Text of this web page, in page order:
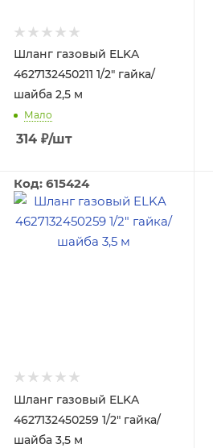
Шланг газовый ELKA
4627132450211 1/2" гайка/
шайба 2,5 м
Мало
314 ₽/шт
Код: 615424
Шланг газовый ELKA
4627132450259 1/2" гайка/
шайба 3,5 м